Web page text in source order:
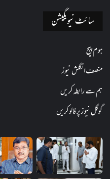
سائٹ نیویگیشن
ہوم پیج
منصف انگلش نیوز
ہم سے رابطہ کریں
گوگل نیوز پر فالو کریں